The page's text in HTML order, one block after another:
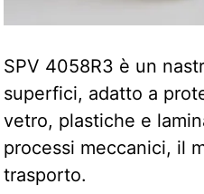
SPV 4058R3 è un
superfici, adatto a
vetro, plastiche e
processi meccanici, il
trasporto.